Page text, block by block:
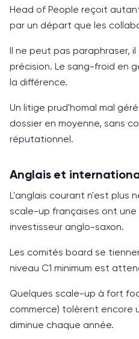
Head of People reçoit
par un départ que les
Il ne peut pas paraphraser,
précision. Le sang-froid en
la différence.
Un litige prud'homal mal
dossier en moyenne, sans
réputationnel.
Anglais et
L'anglais courant n'est plus
scale-up françaises ont
investisseur anglo-saxon.
Les comités board se
niveau C1 minimum est
Quelques scale-up à fort
commerce) tolèrent encore
diminue chaque année.